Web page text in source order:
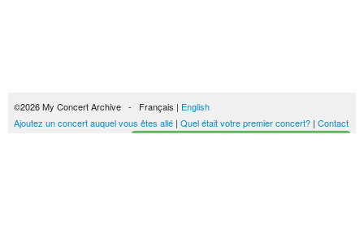
©2026 My Concert Archive - Français | English
Ajoutez un concert auquel vous êtes allé | Quel était votre premier concert? | Contact